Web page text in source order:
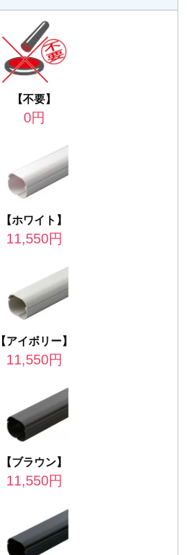
【不要】
0円
【ホワイト】
11,550円
【アイボリー】
11,550円
【ブラウン】
11,550円